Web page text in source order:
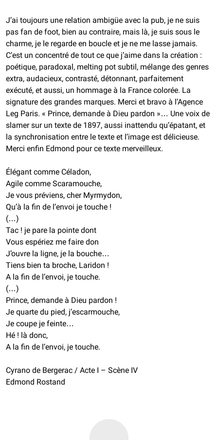
J’ai toujours une relation ambigüe avec la pub, je ne suis
pas fan de foot, bien au contraire, mais là, je suis sous le
charme, je le regarde en boucle et je ne me lasse jamais.
C’est un concentré de tout ce que j’aime dans la création :
poétique, paradoxal, melting pot subtil, mélange des genres
extra, audacieux, contrasté, détonnant, parfaitement
exécuté, et aussi, un hommage à la France colorée. La
signature des grandes marques. Merci et bravo à l’Agence
Leg Paris. « Prince, demande à Dieu pardon »… Une voix de
slamer sur un texte de 1897, aussi inattendu qu’épatant, et
la synchronisation entre le texte et l’image est délicieuse.
Merci enfin Edmond pour ce texte merveilleux.
Élégant comme Céladon,
Agile comme Scaramouche,
Je vous préviens, cher Myrmydon,
Qu’à la fin de l’envoi je touche !
(…)
Tac ! je pare la pointe dont
Vous espériez me faire don
J’ouvre la ligne, je la bouche…
Tiens bien ta broche, Laridon !
A la fin de l’envoi, je touche.
(…)
Prince, demande à Dieu pardon !
Je quarte du pied, j’escarmouche,
Je coupe je feinte…
Hé ! là donc,
A la fin de l’envoi, je touche.
Cyrano de Bergerac / Acte I – Scène IV
Edmond Rostand